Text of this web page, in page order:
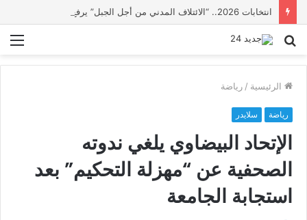
بحث
الرئيسية / رياضة
رياضة سلايدر
الإتحاد البيضاوي يلغي ندوته
الصحفية عن “مهزلة التحكيم” بعد
استجابة الجامعة